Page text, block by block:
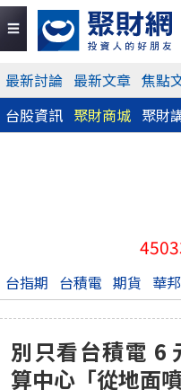
最新討論 最新文章 焦點
台股資訊 聚財商城 聚財
台指期 台積電 期貨 華
別只看台積電 6
算中心「從地面